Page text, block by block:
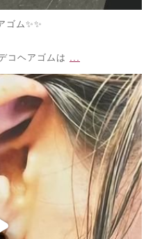
ゴム✨✨
コヘアゴムは